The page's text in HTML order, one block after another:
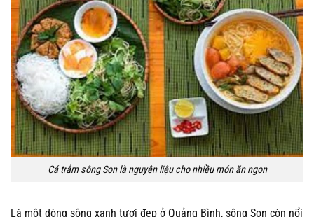
Cá trắm sông Son là nguyên liệu cho nhiều món ăn ngon
Là một dòng sông xanh tươi đẹp ở Quảng Bình, sông Son còn nổi